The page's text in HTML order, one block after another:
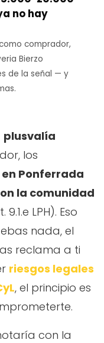
no hay
comprador,
Bierzo
de la señal — y
plusvalía
los
Ponferrada
la comunidad
LPH). Eso
nada, el
reclama a ti
riesgos legales
, el principio es
con la